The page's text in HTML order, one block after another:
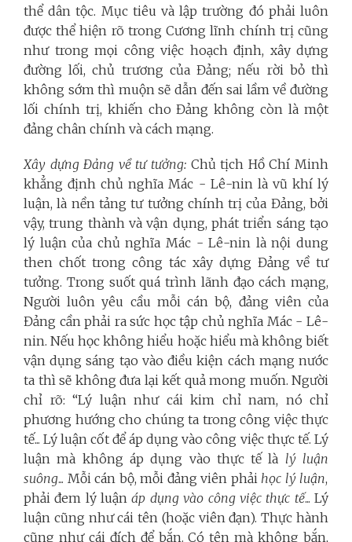
thể dân tộc. Mục tiêu và lập trường đó phải luôn
được thể hiện rõ trong Cương lĩnh chính trị cũng
như trong mọi công việc hoạch định, xây dựng
đường lối, chủ trương của Đảng; nếu rời bỏ thì
không sớm thì muộn sẽ dẫn đến sai lầm về đường
lối chính trị, khiến cho Đảng không còn là một
đảng chân chính và cách mạng.
Xây dựng Đảng về tư tưởng: Chủ tịch Hồ Chí Minh
khẳng định chủ nghĩa Mác - Lê-nin là vũ khí lý
luận, là nền tảng tư tưởng chính trị của Đảng, bởi
vậy, trung thành và vận dụng, phát triển sáng tạo
lý luận của chủ nghĩa Mác - Lê-nin là nội dung
then chốt trong công tác xây dựng Đảng về tư
tưởng. Trong suốt quá trình lãnh đạo cách mạng,
Người luôn yêu cầu mỗi cán bộ, đảng viên của
Đảng cần phải ra sức học tập chủ nghĩa Mác - Lê-
nin. Nếu học không hiểu hoặc hiểu mà không biết
vận dụng sáng tạo vào điều kiện cách mạng nước
ta thì sẽ không đưa lại kết quả mong muốn. Người
chỉ rõ: “Lý luận như cái kim chỉ nam, nó chỉ
phương hướng cho chúng ta trong công việc thực
tế... Lý luận cốt để áp dụng vào công việc thực tế. Lý
luận mà không áp dụng vào thực tế là lý luận
suông... Mỗi cán bộ, mỗi đảng viên phải học lý luận,
phải đem lý luậnáp dụng vào công việc thực tế... Lý
luận cũng như cái tên (hoặc viên đạn). Thực hành
cũng như cái đích để bắn. Có tên mà không bắn,